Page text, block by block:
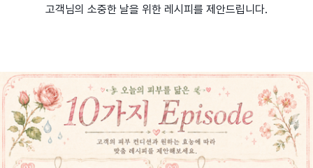
고객님의 소중한 날을 위한 레시피를 제안드립니다.